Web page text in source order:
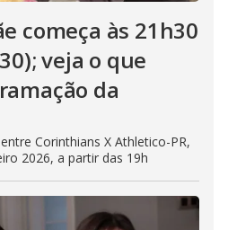
começa às 21h30
veja o que
da
Corinthians X Athletico-PR,
2026, a partir das 19h